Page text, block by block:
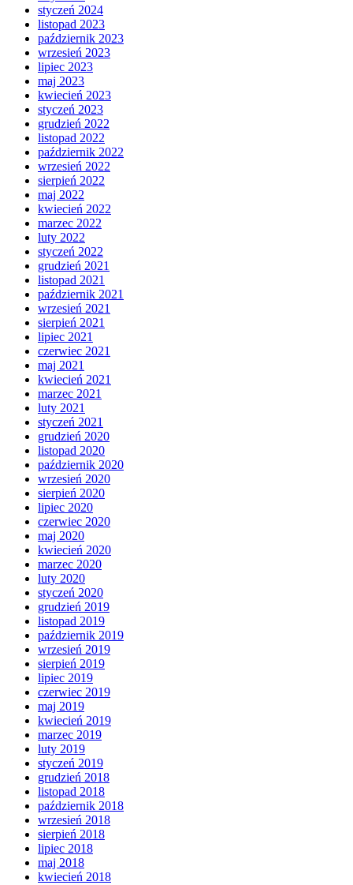
styczeń 2024
listopad 2023
październik 2023
wrzesień 2023
lipiec 2023
maj 2023
kwiecień 2023
styczeń 2023
grudzień 2022
listopad 2022
październik 2022
wrzesień 2022
sierpień 2022
maj 2022
kwiecień 2022
marzec 2022
luty 2022
styczeń 2022
grudzień 2021
listopad 2021
październik 2021
wrzesień 2021
sierpień 2021
lipiec 2021
czerwiec 2021
maj 2021
kwiecień 2021
marzec 2021
luty 2021
styczeń 2021
grudzień 2020
listopad 2020
październik 2020
wrzesień 2020
sierpień 2020
lipiec 2020
czerwiec 2020
maj 2020
kwiecień 2020
marzec 2020
luty 2020
styczeń 2020
grudzień 2019
listopad 2019
październik 2019
wrzesień 2019
sierpień 2019
lipiec 2019
czerwiec 2019
maj 2019
kwiecień 2019
marzec 2019
luty 2019
styczeń 2019
grudzień 2018
listopad 2018
październik 2018
wrzesień 2018
sierpień 2018
lipiec 2018
maj 2018
kwiecień 2018